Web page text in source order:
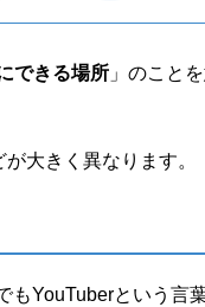
できる場所 」のこと
大きく異なります。
YouTuberという言